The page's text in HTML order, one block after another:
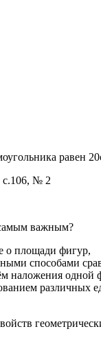
равен
с.106, № 2
важным?
о площади фигур,
способами
наложения одной
различных